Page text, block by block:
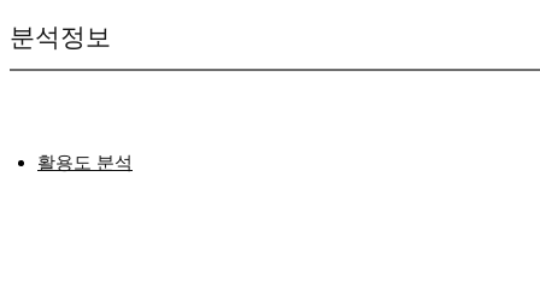
분석정보
활용도 분석